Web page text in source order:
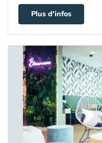
Plus d'infos